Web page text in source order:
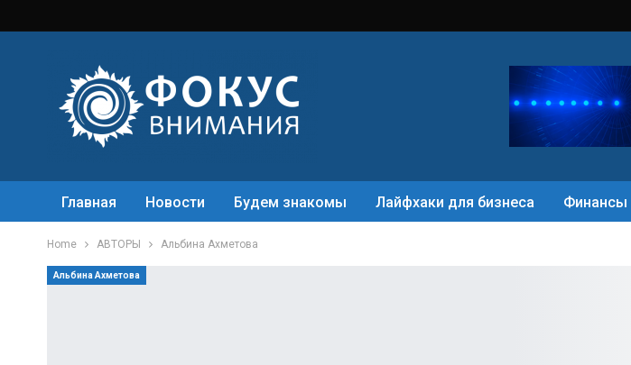
Главная Новости Будем знакомы Лайфхаки для бизнеса Финансы
Home АВТОРЫ Альбина Ахметова
Альбина Ахметова